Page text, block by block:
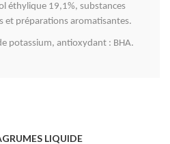
éthylique 19,1%, substances
et préparations aromatisantes.
potassium, antioxydant : BHA.
LIQUIDE